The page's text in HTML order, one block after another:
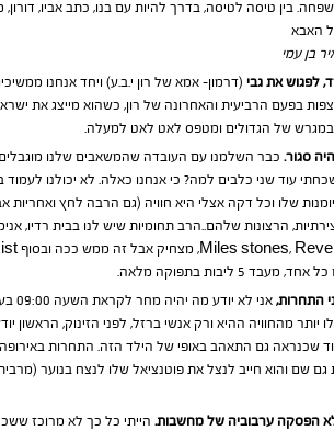
בין טיסה לטיסה, בדרך להיות עם בנו, כתב אביו,
האבא
בן עמי
לפגוש את גבי (דרמון- אמא של רון י.ב.ע) ויחד אנחנו
בפעם הרביעית והאחרונה של רון, כשהוא מייצג את
של הגדולים ומטפס לאט לאט למעלה.
סגור. כבר השלמנו עם העובדה שהמשאבים שלנו מוגבלים
עוד שני כלבים למה? כי אנחנו כאלה. לא יכולנו
שלו וכל דקה אצלי היא חוויה (גם הרבה לחץ
stones,
התחרות,
יותר מהחוויה ההיא ורק אנשי ברזל, לפני הזינוק,
שכנראה גם התאהב באופי של הילד הזה. התחרות
שם והוא חייב לנצל את פוטנציאל שלו לנצח בנוער
הייתי כל כך לא מרוכז